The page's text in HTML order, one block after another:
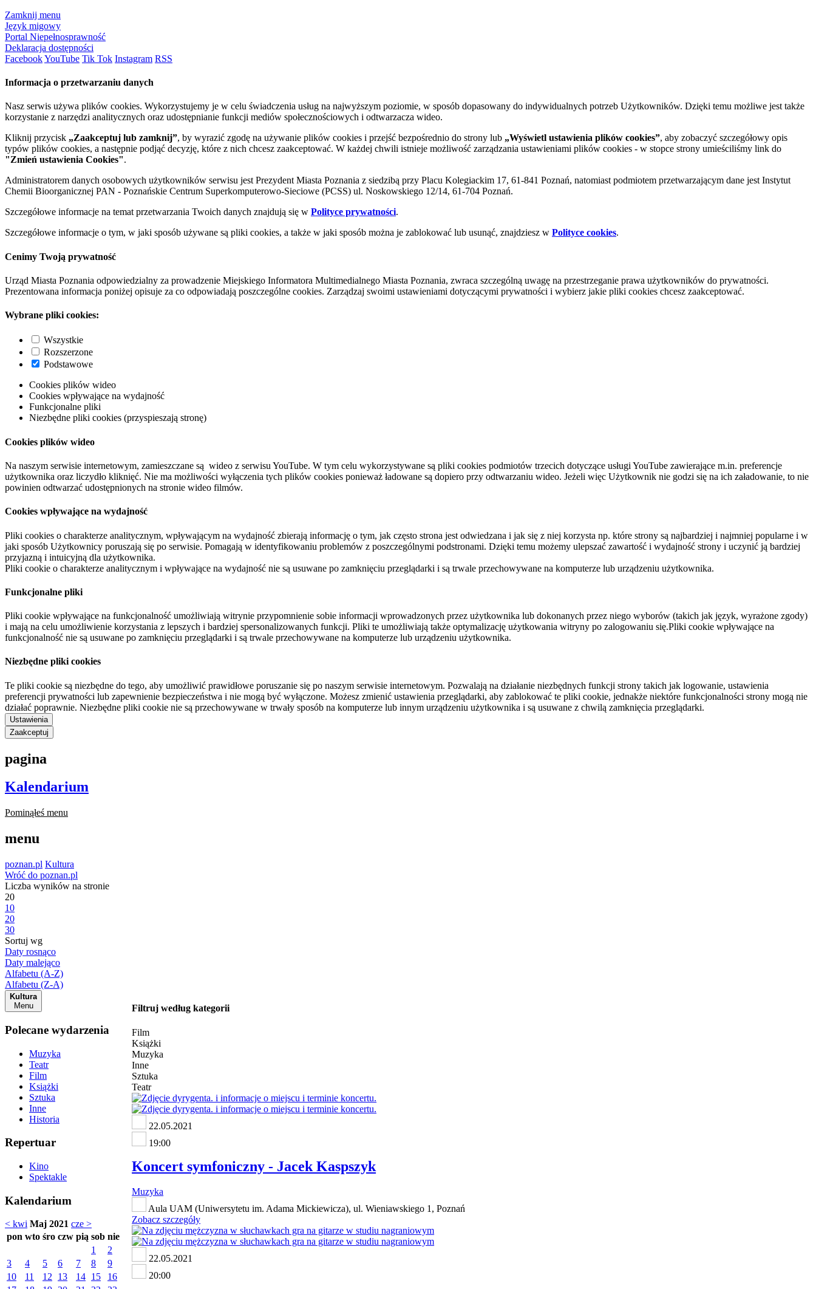
Zamknij menu
Język migowy
Portal Niepełnosprawność
Deklaracja dostępności
FacebookYouTube Tik Tok Instagram RSS
Informacja o przetwarzaniu danych
Nasz serwis używa plików cookies. Wykorzystujemy je w celu świadczenia usług na najwyższym poziomie, w sposób dopasowany do indywidualnych potrzeb Użytkowników. Dzięki temu możliwe jest także
korzystanie z narzędzi analitycznych oraz udostępnianie funkcji mediów społecznościowych i odtwarzacza wideo.
Kliknij przycisk „Zaakceptuj lub zamknij”, by wyrazić zgodę na używanie plików cookies i przejść bezpośrednio do strony lub „Wyświetl ustawienia plików cookies”, aby zobaczyć szczegółowy opis
typów plików cookies, a następnie podjąć decyzję, które z nich chcesz zaakceptować. W każdej chwili istnieje możliwość zarządzania ustawieniami plików cookies - w stopce strony umieściliśmy link do
"Zmień ustawienia Cookies".
Administratorem danych osobowych użytkowników serwisu jest Prezydent Miasta Poznania z siedzibą przy Placu Kolegiackim 17, 61-841 Poznań, natomiast podmiotem przetwarzającym dane jest Instytut
Chemii Bioorganicznej PAN - Poznańskie Centrum Superkomputerowo-Sieciowe (PCSS) ul. Noskowskiego 12/14, 61-704 Poznań.
Szczegółowe informacje na temat przetwarzania Twoich danych znajdują się w Polityce prywatności.
Szczegółowe informacje o tym, w jaki sposób używane są pliki cookies, a także w jaki sposób można je zablokować lub usunąć, znajdziesz w Polityce cookies.
Cenimy Twoją prywatność
Urząd Miasta Poznania odpowiedzialny za prowadzenie Miejskiego Informatora Multimedialnego Miasta Poznania, zwraca szczególną uwagę na przestrzeganie prawa użytkowników do prywatności.
Prezentowana informacja poniżej opisuje za co odpowiadają poszczególne cookies. Zarządzaj swoimi ustawieniami dotyczącymi prywatności i wybierz jakie pliki cookies chcesz zaakceptować.
Wybrane pliki cookies:
Wszystkie
Rozszerzone
Podstawowe
Cookies plików wideo
Cookies wpływające na wydajność
Funkcjonalne pliki
Niezbędne pliki cookies (przyspieszają stronę)
Cookies plików wideo
Na naszym serwisie internetowym, zamieszczane są wideo z serwisu YouTube. W tym celu wykorzystywane są pliki cookies podmiotów trzecich dotyczące usługi YouTube zawierające m.in. preferencje
użytkownika oraz liczydło kliknięć. Nie ma możliwości wyłączenia tych plików cookies ponieważ ładowane są dopiero przy odtwarzaniu wideo. Jeżeli więc Użytkownik nie godzi się na ich załadowanie, to nie
powinien odtwarzać udostępnionych na stronie wideo filmów.
Cookies wpływające na wydajność
Pliki cookies o charakterze analitycznym, wpływającym na wydajność zbierają informację o tym, jak często strona jest odwiedzana i jak się z niej korzysta np. które strony są najbardziej i najmniej popularne i w
jaki sposób Użytkownicy poruszają się po serwisie. Pomagają w identyfikowaniu problemów z poszczególnymi podstronami. Dzięki temu możemy ulepszać zawartość i wydajność strony i uczynić ją bardziej
przyjazną i intuicyjną dla użytkownika.
Pliki cookie o charakterze analitycznym i wpływające na wydajność nie są usuwane po zamknięciu przeglądarki i są trwale przechowywane na komputerze lub urządzeniu użytkownika.
Funkcjonalne pliki
Pliki cookie wpływające na funkcjonalność umożliwiają witrynie przypomnienie sobie informacji wprowadzonych przez użytkownika lub dokonanych przez niego wyborów (takich jak język, wyrażone zgody)
i mają na celu umożliwienie korzystania z lepszych i bardziej spersonalizowanych funkcji. Pliki te umożliwiają także optymalizację użytkowania witryny po zalogowaniu się.Pliki cookie wpływające na
funkcjonalność nie są usuwane po zamknięciu przeglądarki i są trwale przechowywane na komputerze lub urządzeniu użytkownika.
Niezbędne pliki cookies
Te pliki cookie są niezbędne do tego, aby umożliwić prawidłowe poruszanie się po naszym serwisie internetowym. Pozwalają na działanie niezbędnych funkcji strony takich jak logowanie, ustawienia
preferencji prywatności lub zapewnienie bezpieczeństwa i nie mogą być wyłączone. Możesz zmienić ustawienia przeglądarki, aby zablokować te pliki cookie, jednakże niektóre funkcjonalności strony mogą nie
działać poprawnie. Niezbędne pliki cookie nie są przechowywane w trwały sposób na komputerze lub innym urządzeniu użytkownika i są usuwane z chwilą zamknięcia przeglądarki.
Ustawienia
Zaakceptuj
pagina
Kalendarium
Pominąłeś menu
menu
poznan.pl Kultura
Wróć do poznan.pl
Liczba wyników na stronie
20
10
20
30
Sortuj wg
Daty rosnąco
Daty malejąco
Alfabetu (A-Z)
Alfabetu (Z-A)
Kultura
Menu
Polecane wydarzenia
Muzyka
Teatr
Film
Książki
Sztuka
Inne
Historia
Repertuar
Kino
Spektakle
Kalendarium
< kwi Maj 2021 cze >
pon wto śro czw pią sob nie
1
2
3
4 5 6 7 8
9
10
11 12 13 14 15
16
Filtruj według kategorii
Film
Książki
Muzyka
Inne
Sztuka
Teatr
22.05.2021
19:00
Koncert symfoniczny - Jacek Kaspszyk
Muzyka
Aula UAM (Uniwersytetu im. Adama Mickiewicza), ul. Wieniawskiego 1, Poznań
Zobacz szczegóły
22.05.2021
20:00